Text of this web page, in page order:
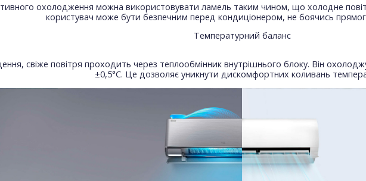
охолодження можна використовувати ламель таким чином, що холодне
користувач може бути безпечним перед кондиціонером, не боячись
Температурний баланс
свіже повітря проходить через теплообмінник внутрішнього блоку. Він
±0,5°С. Це дозволяє уникнути дискомфортних коливань